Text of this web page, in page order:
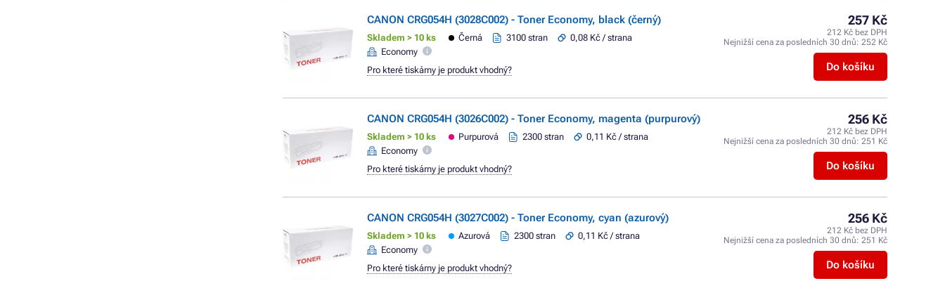
CANON CRG054H (3028C002) - Toner Economy, black (černý)
Skladem > 10 ks Černá 3100 stran
0,08 Kč / strana
Economy
257 Kč
212 Kč bez DPH
Nejnižší cena za posledních 30 dnů: 252 Kč
Do košíku
Pro které tiskárny je produkt vhodný?
CANON CRG054H (3026C002) - Toner Economy, magenta (purpurový)
Skladem > 10 ks Purpurová 2300 stran
0,11 Kč / strana
Economy
256 Kč
212 Kč bez DPH
Nejnižší cena za posledních 30 dnů: 251 Kč
Do košíku
Pro které tiskárny je produkt vhodný?
CANON CRG054H (3027C002) - Toner Economy, cyan (azurový)
Skladem > 10 ks Azurová 2300 stran
0,11 Kč / strana
Economy
256 Kč
212 Kč bez DPH
Nejnižší cena za posledních 30 dnů: 251 Kč
Do košíku
Pro které tiskárny je produkt vhodný?